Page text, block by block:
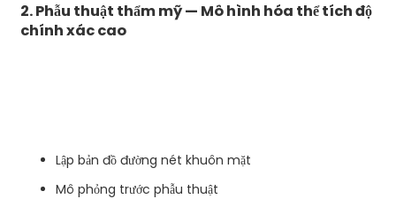
2. Phẫu thuật thẩm mỹ — Mô hình hóa thể tích độ
chính xác cao
Lập bản đồ đường nét khuôn mặt
Mô phỏng trước phẫu thuật